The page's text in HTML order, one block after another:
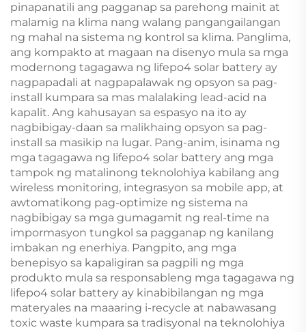
pinapanatili ang pagganap sa parehong mainit at
malamig na klima nang walang pangangailangan
ng mahal na sistema ng kontrol sa klima. Panglima,
ang kompakto at magaan na disenyo mula sa mga
modernong tagagawa ng lifepo4 solar battery ay
nagpapadali at nagpapalawak ng opsyon sa pag-
install kumpara sa mas malalaking lead-acid na
kapalit. Ang kahusayan sa espasyo na ito ay
nagbibigay-daan sa malikhaing opsyon sa pag-
install sa masikip na lugar. Pang-anim, isinama ng
mga tagagawa ng lifepo4 solar battery ang mga
tampok ng matalinong teknolohiya kabilang ang
wireless monitoring, integrasyon sa mobile app, at
awtomatikong pag-optimize ng sistema na
nagbibigay sa mga gumagamit ng real-time na
impormasyon tungkol sa pagganap ng kanilang
imbakan ng enerhiya. Pangpito, ang mga
benepisyo sa kapaligiran sa pagpili ng mga
produkto mula sa responsableng mga tagagawa ng
lifepo4 solar battery ay kinabibilangan ng mga
materyales na maaaring i-recycle at nabawasang
toxic waste kumpara sa tradisyonal na teknolohiya